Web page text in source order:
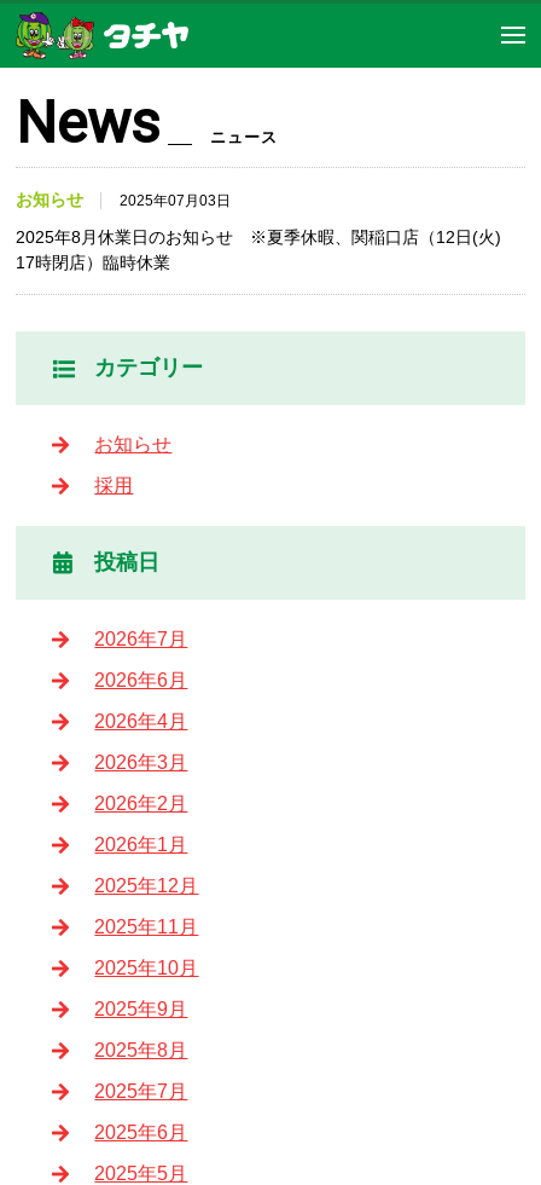
News ニュース
お知らせ 2025年07月03日
2025年8月休業日のお知らせ ※夏季休暇、関稲口店（12日(火)
17時閉店）臨時休業
カテゴリー
お知らせ
採用
投稿日
2026年7月
2026年6月
2026年4月
2026年3月
2026年2月
2026年1月
2025年12月
2025年11月
2025年10月
2025年9月
2025年8月
2025年7月
2025年6月
2025年5月